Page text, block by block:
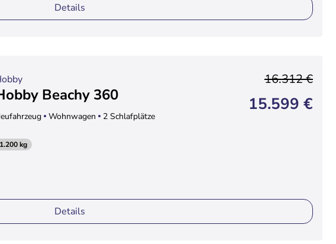
Details
Beachy 360
Wohnwagen 2 Schlafplätze
15.599 €
16.312 €
1.200 kg
Details